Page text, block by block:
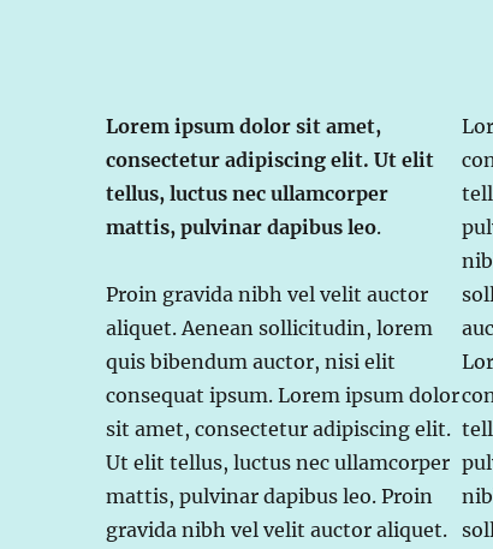
Lorem ipsum dolor sit amet,
consectetur adipiscing elit. Ut elit
tellus, luctus nec ullamcorper
mattis, pulvinar dapibus leo.
Proin gravida nibh vel velit auctor
aliquet. Aenean sollicitudin, lorem
quis bibendum auctor, nisi elit
consequat ipsum. Lorem ipsum dolor
sit amet, consectetur adipiscing elit.
Ut elit tellus, luctus nec ullamcorper
mattis, pulvinar dapibus leo. Proin
gravida nibh vel velit auctor aliquet.